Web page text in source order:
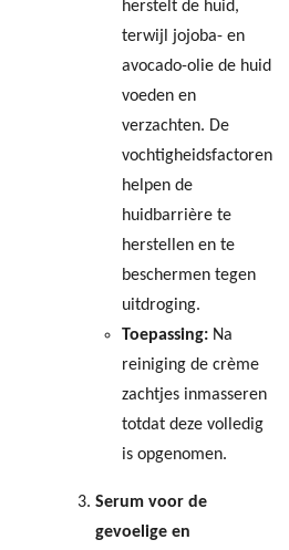
herstelt de huid,
terwijl jojoba- en
avocado-olie de huid
voeden en
verzachten. De
vochtigheidsfactoren
helpen de
huidbarrière te
herstellen en te
beschermen tegen
uitdroging.
Toepassing: Na
reiniging de crème
zachtjes inmasseren
totdat deze volledig
is opgenomen.
Serum voor de
gevoelige en